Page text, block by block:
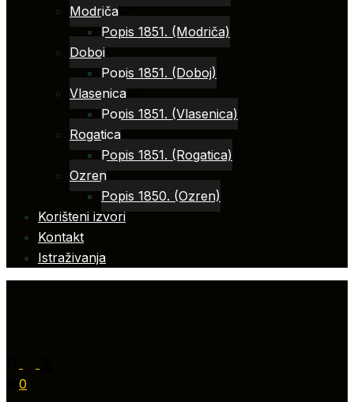
Modriča
Popis 1851. (Modriča)
Doboj
Popis 1851. (Doboj)
Vlasenica
Popis 1851. (Vlasenica)
Rogatica
Popis 1851. (Rogatica)
Ozren
Popis 1850. (Ozren)
Korišteni izvori
Kontakt
Istraživanja
0